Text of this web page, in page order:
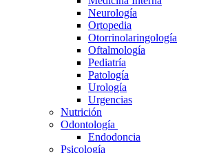
Neurología
Ortopedia
Otorrinolaringología
Oftalmología
Pediatría
Patología
Urología
Urgencias
Nutrición
Odontología
Endodoncia
Psicología